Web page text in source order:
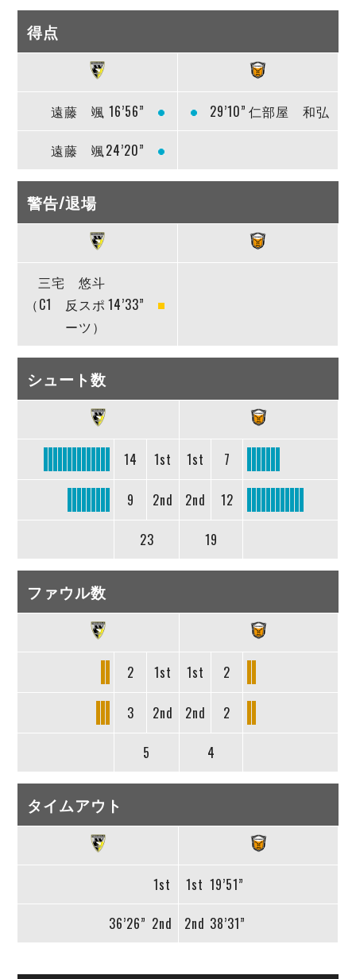
得点
遠藤 颯 16’56” 29’10” 仁部屋 和弘
遠藤 颯24’20”
警告/退場
三宅 悠斗
（C1 反スポ
ーツ）
14’33”
シュート数
14 1st 1st 7
9 2nd 2nd 12
23 19
ファウル数
2 1st 1st 2
3 2nd 2nd 2
5 4
タイムアウト
1st 1st 19’51”
36’26” 2nd 2nd 38’31”